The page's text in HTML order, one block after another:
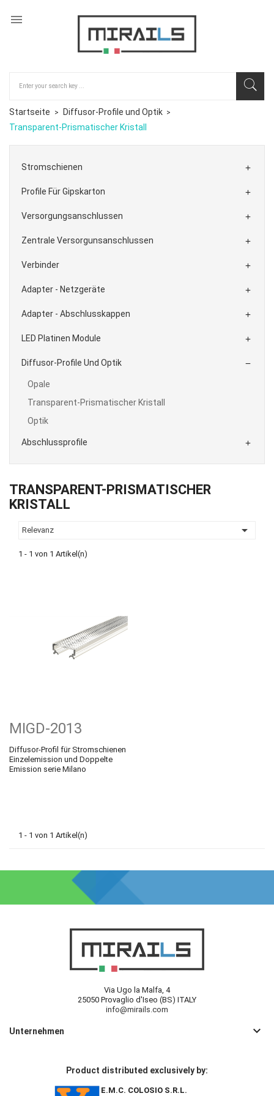

Startseite
Diffusor-Profile und Optik
Transparent-Prismatischer Kristall
Stromschienen 
Profile Für Gipskarton 
Versorgungsanschlussen 
Zentrale Versorgunsanschlussen 
Verbinder 
Adapter - Netzgeräte 
Adapter - Abschlusskappen 
LED Platinen Module 
Diffusor-Profile Und Optik 
Opale
Transparent-Prismatischer Kristall
Optik
Abschlussprofile 
TRANSPARENT-PRISMATISCHER
KRISTALL
Relevanz 
1 - 1 von 1 Artikel(n)
MIGD-2013
Diffusor-Profil für Stromschienen
Einzelemission und Doppelte
Emission serie Milano
1 - 1 von 1 Artikel(n)
Via Ugo la Malfa, 4
25050 Provaglio d'Iseo (BS) ITALY
info@mirails.com
Unternehmen keyboard_arrow_down
Product distributed exclusively by:
E.M.C. COLOSIO S.R.L.